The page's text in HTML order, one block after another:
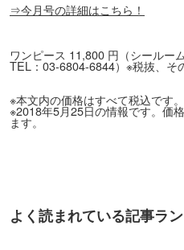
⇒今月号の詳細はこちら！
ワンピース 11,800 円（シールー
TEL：03-6804-6844）※税抜、そ
※本文内の価格はすべて税込です。
※2018年5月25日の情報です。価
ます。
よく読まれている記事ラ